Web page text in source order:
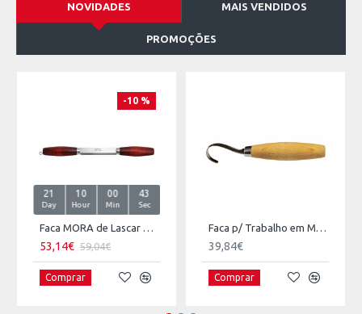
NOVIDADES MAIS VENDIDOS
PROMOÇÕES
-10 %
21
Day
10
Hour
00
Min
43
Sec
Faca MORA de Lascar Madeira
53,14€ 59,04€
Comprar
Faca p/ Trabalho em Madeira 164
39,84€
Comprar